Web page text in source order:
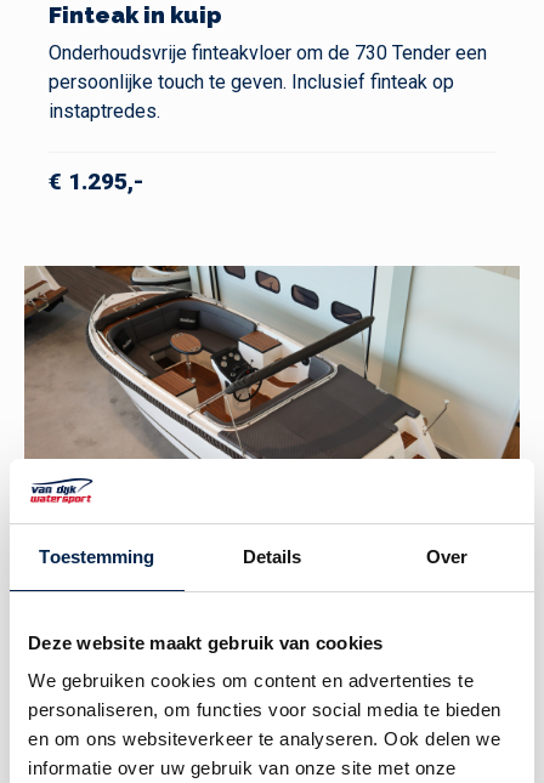
Toestemming Details Over
Deze website maakt gebruik van cookies
We gebruiken cookies om content en advertenties te
personaliseren, om functies voor social media te bieden
en om ons websiteverkeer te analyseren. Ook delen we
informatie over uw gebruik van onze site met onze
Finteak in kuip
Onderhoudsvrije finteakvloer om de 730 Tender een
persoonlijke touch te geven. Inclusief finteak op
instaptredes.
€ 1.295,-
Luxe geruite kussenset
Silvertex bekleding, keuze uit camel, zwart, sunset
en antraciet bekleding.
€ 795,-